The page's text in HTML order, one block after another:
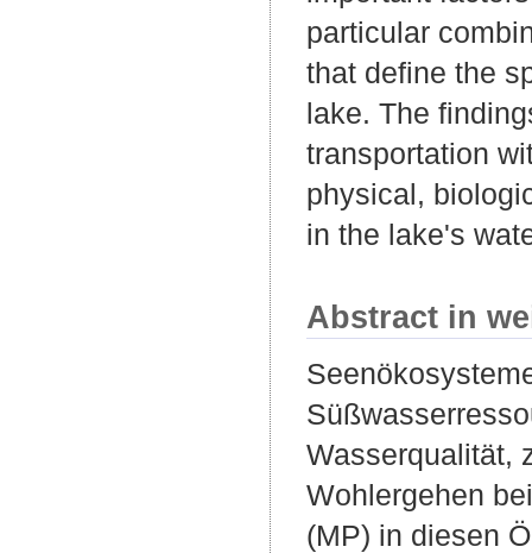
particular
that define the
lake. The
transportation
physical,
in the lake's
Abstract in
Wasserqualität,
Wohlergehen
(MP) in diesen